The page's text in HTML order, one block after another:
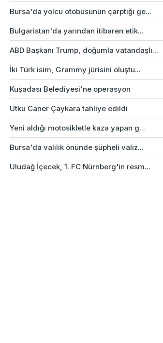
Bursa'da yolcu otobüsünün çarptığı ge...
Bulgaristan'da yarından itibaren etik...
ABD Başkanı Trump, doğumla vatandaşlı...
İki Türk isim, Grammy jürisini oluştu...
Kuşadası Belediyesi'ne operasyon
Utku Caner Çaykara tahliye edildi
Yeni aldığı motosikletle kaza yapan g...
Bursa'da valilik önünde şüpheli valiz...
Uludağ İçecek, 1. FC Nürnberg'in resm...